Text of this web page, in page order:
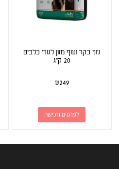
ג'וני בקר ועוף מזון לגורי כלבים
20 ק"ג
₪249
לפרטים ורכישה